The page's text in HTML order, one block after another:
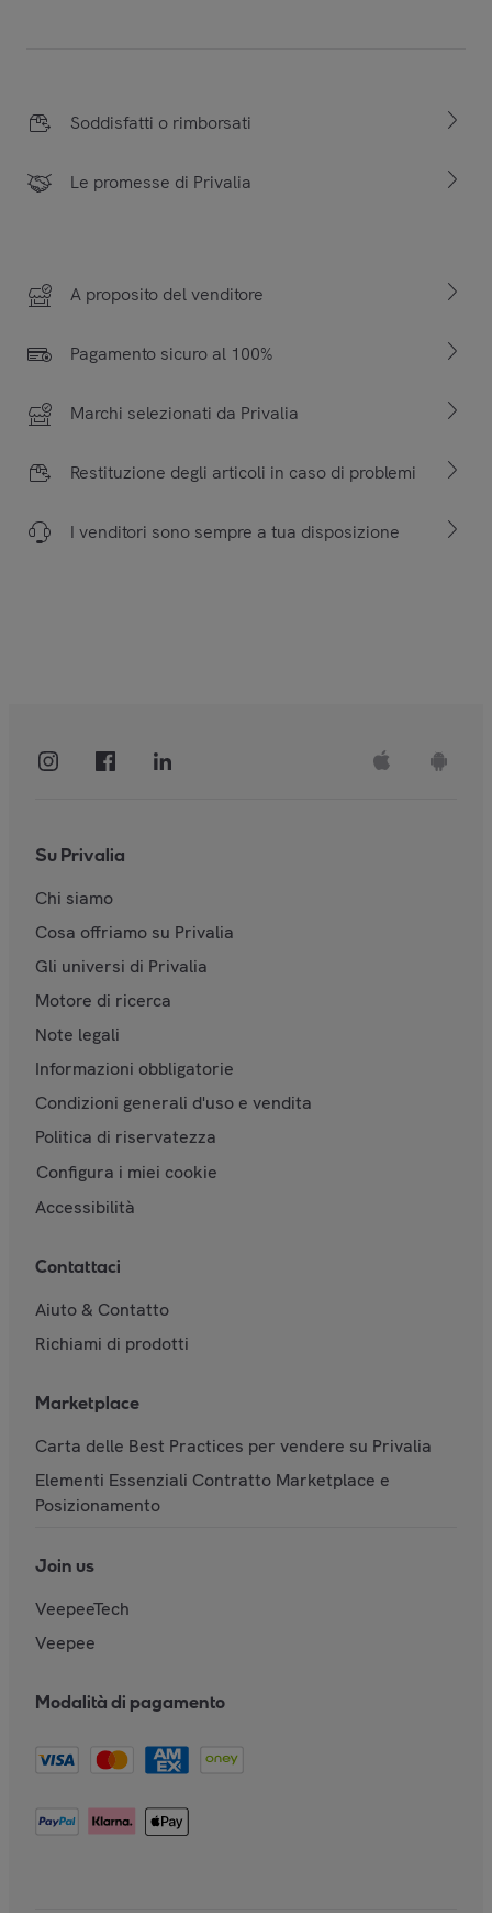
Soddisfatti o rimborsati
Le promesse di Privalia
A proposito del venditore
Pagamento sicuro al 100%
Marchi selezionati da Privalia
Restituzione degli articoli in caso di problemi
I venditori sono sempre a tua disposizione
Su Privalia
Chi siamo
Cosa offriamo su Privalia
Gli universi di Privalia
Motore di ricerca
Note legali
Informazioni obbligatorie
Condizioni generali d'uso e vendita
Politica di riservatezza
Configura i miei cookie
Accessibilità
Contattaci
Aiuto & Contatto
Richiami di prodotti
Marketplace
Carta delle Best Practices per vendere su Privalia
Elementi Essenziali Contratto Marketplace e
Posizionamento
Join us
VeepeeTech
Veepee
Modalità di pagamento